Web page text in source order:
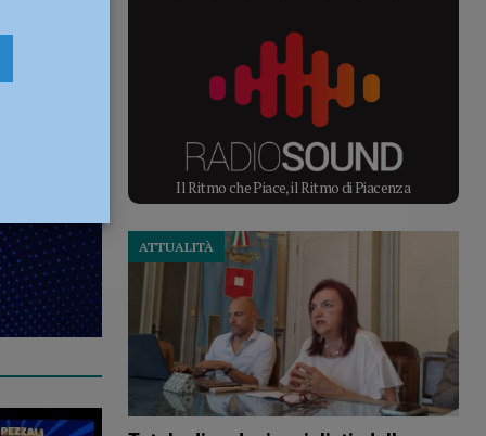
dal
Il Ritmo che Piace, il Ritmo di Piacenza
ATTUALITÀ